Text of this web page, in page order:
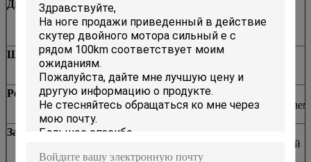
Дисплей
Дисплей СИД с
уровнем 3
голевых
передач
ШАГ
система педали
1:1
ассистентская
Стержень
Регулятор
умное
безщеточное,
бренд KT
Тормозной
рычаг
переключателем
Заряжатель
Заряжатель AC
2amps умный
нержавеющий